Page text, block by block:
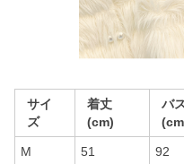
サイ
ズ
着丈
(cm)
バ
M 51 92